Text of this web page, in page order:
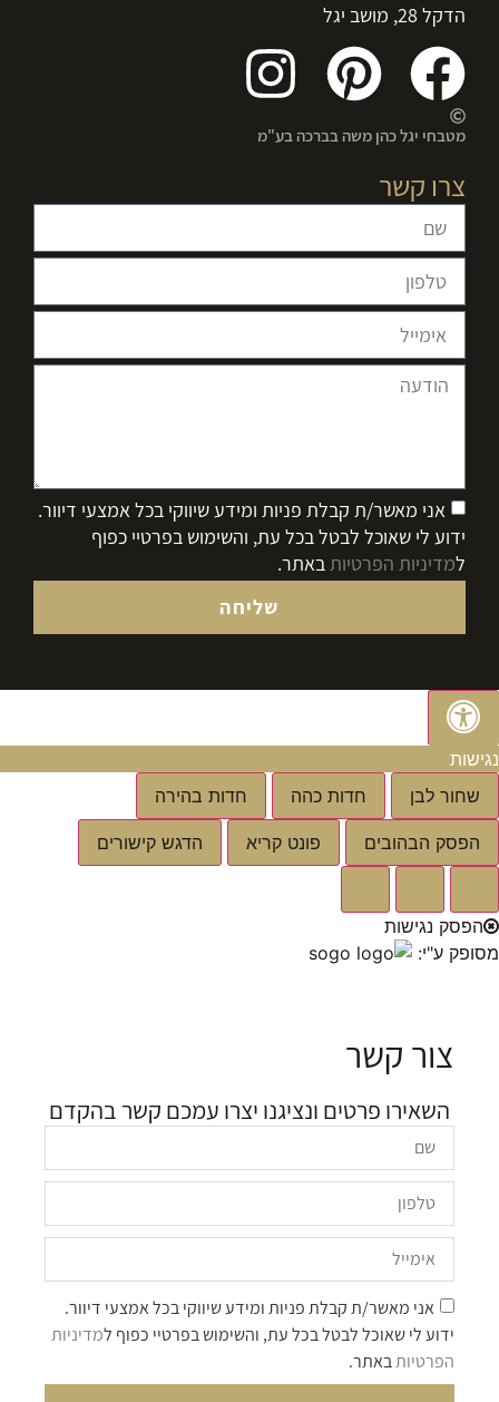
הדקל 28, מושב יגל
מטבחי יגל כהן משה בברכה בע"מ
צרו קשר
אני מאשר/ת קבלת פניות ומידע שיווקי בכל אמצעי דיוור.
ידוע לי שאוכל לבטל בכל עת, והשימוש בפרטיי כפוף
למדיניות הפרטיות באתר.
שליחה
נגישות
שחור לבן
חדות כהה חדות בהירה
הפסק הבהובים פונט קריא הדגש קישורים
הפסק נגישות
מסופק ע"י:
צור קשר
השאירו פרטים ונציגנו יצרו עמכם קשר בהקדם
אני מאשר/ת קבלת פניות ומידע שיווקי בכל אמצעי דיוור.
ידוע לי שאוכל לבטל בכל עת, והשימוש בפרטיי כפוף למדיניות
הפרטיותבאתר.